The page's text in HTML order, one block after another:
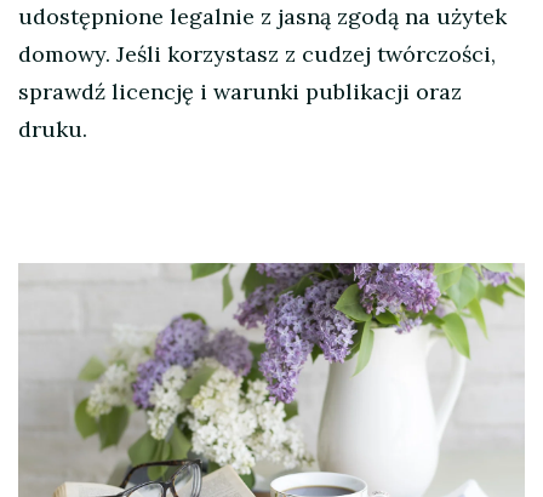
udostępnione legalnie z jasną zgodą na użytek
domowy. Jeśli korzystasz z cudzej twórczości,
sprawdź licencję i warunki publikacji oraz
druku.
Nawigacja
wpisu